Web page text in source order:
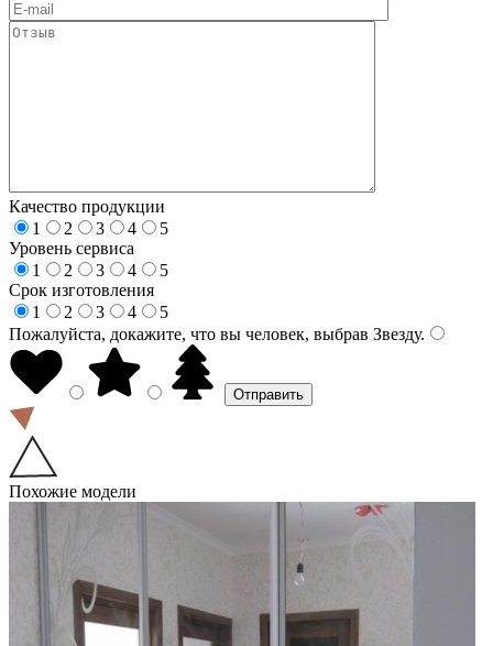
Качество продукции
1
2 3 4
5
Уровень сервиса
1
2 3 4
5
Срок изготовления
1
2 3 4
5
Пожалуйста, докажите, что вы человек, выбрав Звезду.
Похожие модели